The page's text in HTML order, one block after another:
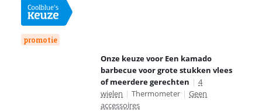
promotie
Onze keuze voor Een kamado
barbecue voor grote stukken vlees
of meerdere gerechten | 4
wielen | Thermometer | Geen
accessoires